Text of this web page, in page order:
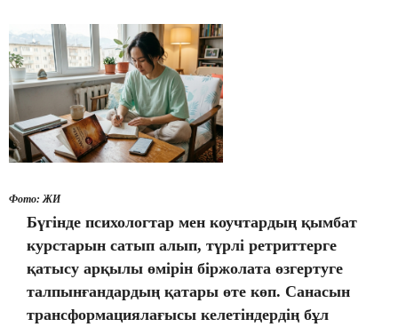
Фото: ЖИ
Бүгінде психологтар мен коучтардың қымбат
курстарын сатып алып, түрлі ретриттерге
қатысу арқылы өмірін біржолата өзгертуге
талпынғандардың қатары өте көп. Санасын
трансформациялағысы келетіндердің бұл